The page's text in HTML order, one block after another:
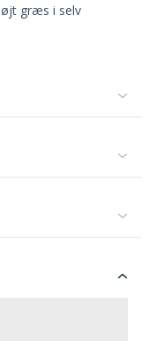
græs i selv